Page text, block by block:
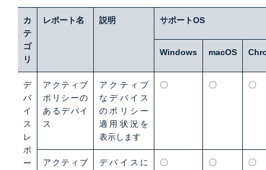
カ
テ
ゴ
リ
レポート名 説明 サポートOS
Windows macOS
デ
バ
イ
ス
レ
ポ
ー
アクティブ
ポリシーの
あるデバイ
ス
アクティブ
なデバイス
のポリシー
適用状況を
表示します
〇 〇 〇
アクティブ
デバイスに
〇 〇 〇